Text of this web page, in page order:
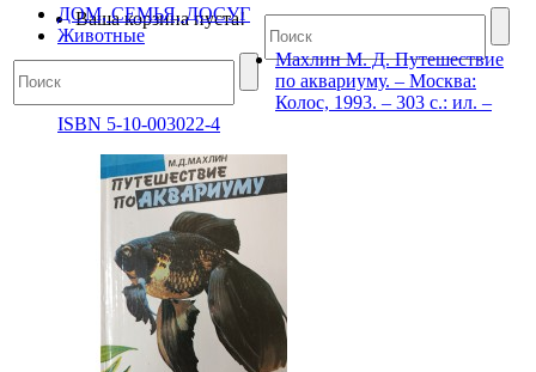
Ваша корзина пуста!
ДОМ, СЕМЬЯ, ДОСУГ
Животные
Махлин М. Д. Путешествие
по аквариуму. – Москва:
Колос, 1993. – 303 с.: ил. –
ISBN 5-10-003022-4